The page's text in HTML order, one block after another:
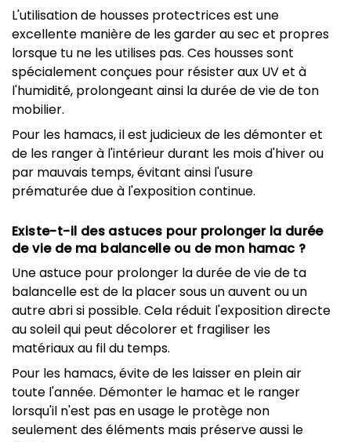
L'utilisation de housses protectrices est une
excellente manière de les garder au sec et propres
lorsque tu ne les utilises pas. Ces housses sont
spécialement conçues pour résister aux UV et à
l'humidité, prolongeant ainsi la durée de vie de ton
mobilier.
Pour les hamacs, il est judicieux de les démonter et
de les ranger à l'intérieur durant les mois d'hiver ou
par mauvais temps, évitant ainsi l'usure
prématurée due à l'exposition continue.
Existe-t-il des astuces pour prolonger la durée
de vie de ma balancelle ou de mon hamac ?
Une astuce pour prolonger la durée de vie de ta
balancelle est de la placer sous un auvent ou un
autre abri si possible. Cela réduit l'exposition directe
au soleil qui peut décolorer et fragiliser les
matériaux au fil du temps.
Pour les hamacs, évite de les laisser en plein air
toute l'année. Démonter le hamac et le ranger
lorsqu'il n'est pas en usage le protège non
seulement des éléments mais préserve aussi le